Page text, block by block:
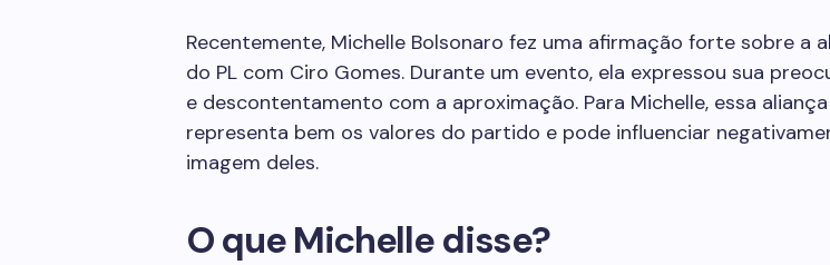
Recentemente, Michelle Bolsonaro fez uma afirmação forte sobre a
do PL com Ciro Gomes. Durante um evento, ela expressou sua
e descontentamento com a aproximação. Para Michelle, essa
representa bem os valores do partido e pode influenciar
imagem deles.
O que Michelle disse?